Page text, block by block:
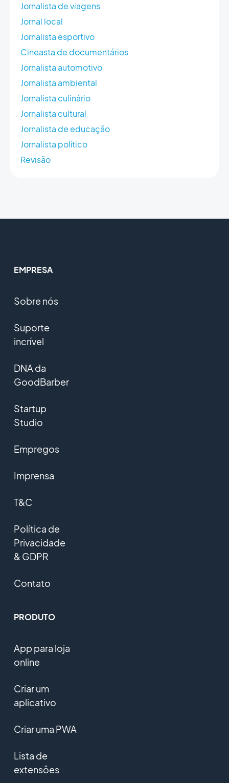
Jornalista de viagens
Jornal local
Jornalista esportivo
Cineasta de documentários
Jornalista automotivo
Jornalista ambiental
Jornalista culinário
Jornalista cultural
Jornalista de educação
Jornalista político
Revisão
EMPRESA
Sobre nós
Suporte
incrível
DNA da
GoodBarber
Startup
Studio
Empregos
Imprensa
T&C
Política de
Privacidade
& GDPR
Contato
PRODUTO
App para loja
online
Criar um
aplicativo
Criar uma PWA
Lista de
extensões